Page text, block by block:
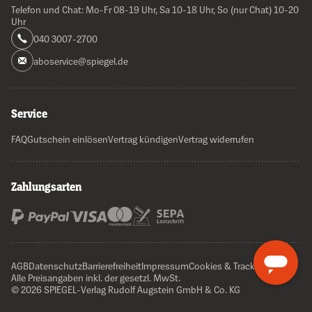
Telefon und Chat: Mo-Fr 08-19 Uhr, Sa 10-18 Uhr, So (nur Chat) 10-20
Uhr
040 3007-2700
aboservice@spiegel.de
Service
FAQGutschein einlösenVertrag kündigenVertrag widerrufen
Zahlungsarten
AGBDatenschutzBarrierefreiheitImpressumCookies & Tracking
Alle Preisangaben inkl. der gesetzl. MwSt.
© 2026 SPIEGEL-Verlag Rudolf Augstein GmbH & Co. KG